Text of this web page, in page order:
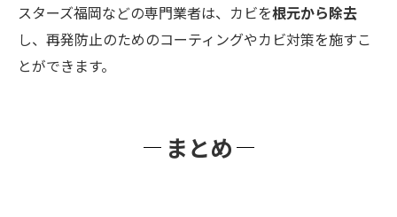
スターズ福岡などの専門業者は、カビを根元から除去
し、再発防止のためのコーティングやカビ対策を施すこ
とができます。
まとめ